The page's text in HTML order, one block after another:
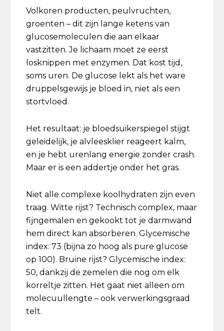
Volkoren producten, peulvruchten,
groenten – dit zijn lange ketens van
glucosemoleculen die aan elkaar
vastzitten. Je lichaam moet ze eerst
losknippen met enzymen. Dat kost tijd,
soms uren. De glucose lekt als het ware
druppelsgewijs je bloed in, niet als een
stortvloed.
Het resultaat: je bloedsuikerspiegel stijgt
geleidelijk, je alvleesklier reageert kalm,
en je hebt urenlang energie zonder crash.
Maar er is een addertje onder het gras.
Niet alle complexe koolhydraten zijn even
traag. Witte rijst? Technisch complex, maar
fijngemalen en gekookt tot je darmwand
hem direct kan absorberen. Glycemische
index: 73 (bijna zo hoog als pure glucose
op 100). Bruine rijst? Glycemische index:
50, dankzij de zemelen die nog om elk
korreltje zitten. Het gaat niet alleen om
molecuullengte – ook verwerkingsgraad
telt.